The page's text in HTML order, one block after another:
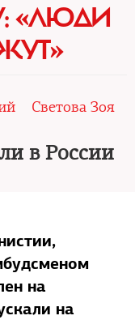
«ЛЮДИ
Светова Зоя
в России
на
на